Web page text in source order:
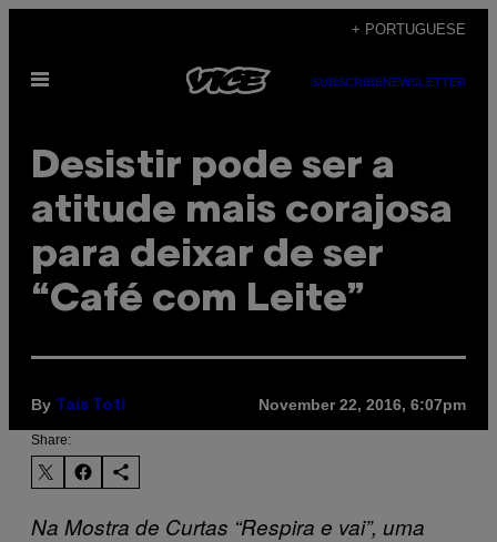
content
+ PORTUGUESE
Open
SUBSCRIBENEWSLETTER
Desistir pode ser a
atitude mais corajosa
para deixar de ser
“Café com Leite”
By Taís Toti November 22, 2016, 6:07pm
Share:
Na Mostra de Curtas “Respira e vai”, uma